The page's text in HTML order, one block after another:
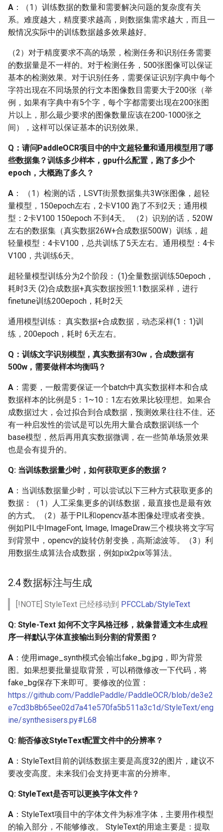
束，看不到训练过程log？
Q: 配置文件中的参数num
如何设置？
2.12 预测
Q: 为什么PaddleOCR检测
预测是只支持一张图片测
试？即
test_batch_size_per_card=1
Q: PaddleOCR支持tensorrt
推理吗？
Q: 如何使用TensorRT加速
PaddleOCR预测？
Q: 为什么识别模型做预测
的时候，预测图片的数量
2.13 推理部署
方式有几种？各自的优缺
点是什么
Q：PaddleOCR中，对于
模型预测加速，CPU加速
的途径有哪些？基于
TenorRT加速GPU对输入有
什么要求？
Q：hubserving、
pdserving这两种部署方式
区别是什么？
只支持 imgpath，如果我
想用imgurl 去哪里改呢？
Q: C++ 端侧部署可以只对
OCR的检测部署吗？
文本识别，而不带文本检
测模型么？
不匹配，该如何解决？
Q：如何将PaddleOCR预
测模型封装成SDK
Q：为什么PaddleOCR检
测预测是只支持一张图片
测试？即
Q：为什么第一张张图预
测时间很长，第二张之后
预测时间会降低？
Q: 采用Paddle-Lite进行端
侧部署，出现问题，环境
没问题
A ：（1）训练数据的数量和需要解决问题的复杂度有关
系。难度越大，精度要求越高，则数据集需求越大，而且一
般情况实际中的训练数据越多效果越好。
（2）对于精度要求不高的场景，检测任务和识别任务需要
的数据量是不一样的。对于检测任务，500张图像可以保证
基本的检测效果。对于识别任务，需要保证识别字典中每个
字符出现在不同场景的行文本图像数目需要大于200张（举
例，如果有字典中有5个字，每个字都需要出现在200张图
片以上，那么最少要求的图像数量应该在200-1000张之
间），这样可以保证基本的识别效果。
Q：请问PaddleOCR项目中的中文超轻量和通用模型用了哪
些数据集？训练多少样本，gpu什么配置，跑了多少个
epoch，大概跑了多久？
A ： （1）检测的话，LSVT街景数据集共3W张图像，超轻
量模型，150epoch左右，2卡V100 跑了不到2天；通用模
型：2卡V100 150epoch 不到4天。 （2）识别的话，520W
左右的数据集（真实数据26W+合成数据500W）训练，超
轻量模型：4卡V100，总共训练了5天左右。通用模型：4卡
V100，共训练6天。
超轻量模型训练分为2个阶段： (1)全量数据训练50epoch，
耗时3天 (2)合成数据+真实数据按照1:1数据采样，进行
finetune训练200epoch，耗时2天
通用模型训练： 真实数据+合成数据，动态采样(1：1)训
练，200epoch，耗时 6天左右。
Q：训练文字识别模型，真实数据有30w，合成数据有
500w，需要做样本均衡吗？
A ：需要，一般需要保证一个batch中真实数据样本和合成
数据样本的比例是5：1~10：1左右效果比较理想。如果合
成数据过大，会过拟合到合成数据，预测效果往往不佳。还
有一种启发性的尝试是可以先用大量合成数据训练一个
base模型，然后再用真实数据微调，在一些简单场景效果
也是会有提升的。
Q: 当训练数据量少时，如何获取更多的数据？
A ：当训练数据量少时，可以尝试以下三种方式获取更多的
数据：（1）人工采集更多的训练数据，最直接也是最有效
的方式。（2）基于PIL和opencv基本图像处理或者变换。
例如PIL中ImageFont, Image, ImageDraw三个模块将文字写
到背景中，opencv的旋转仿射变换，高斯滤波等。（3）利
用数据生成算法合成数据，例如pix2pix等算法。
2.4 数据标注与生成
[!NOTE] StyleText 已经移动到 PFCCLab/StyleText
Q: Style-Text 如何不文字风格迁移，就像普通文本生成程
序一样默认字体直接输出到分割的背景图？
A ：使用image_synth模式会输出fake_bg.jpg，即为背景
图。如果想要批量提取背景，可以稍微修改一下代码，将
fake_bg保存下来即可。要修改的位置：
https://github.com/PaddlePaddle/PaddleOCR/blob/de3e2
e7cd3b8b65ee02d7a41e570fa5b511a3c1d/StyleText/eng
ine/synthesisers.py#L68
Q: 能否修改StyleText配置文件中的分辨率？
A ：StyleText目前的训练数据主要是高度32的图片，建议不
要改变高度。未来我们会支持更丰富的分辨率。
Q: StyleText是否可以更换字体文件？
A ：StyleText项目中的字体文件为标准字体，主要用作模型
的输入部分，不能够修改。 StyleText的用途主要是：提取